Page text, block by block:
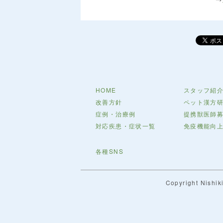
HOME
改善方針
症例・治療例
対応疾患・症状一覧
スタッフ紹介
ペット漢方
提携獣医師
免疫機能向
各種SNS
Copyright